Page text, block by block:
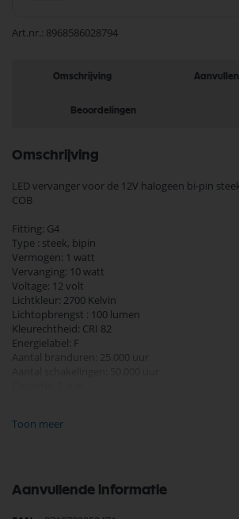
Art.nr. 8968586028794
Omschrijving
Beoordelingen
Omschrijving
LED vervanger voor de 12V halogeen bi-pin
COB
Fitting: G4
Type : steek, bipin
Vermogen: 1 watt
Vervanging: 10 watt
Voltage: 12 volt
Lichtkleur: 2700 Kelvin
Lichtopbrengst : 100 lumen
Kleurechtheid: CRI 82
Energielabel: F
Aantal branduren: 25.000 uur
Diameter 10 mm
Toon meer
Aanvullende informatie